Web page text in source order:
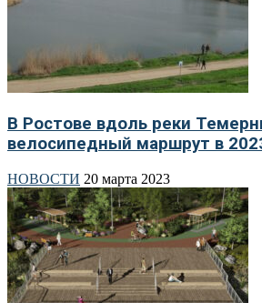
В Ростове вдоль реки
велосипедный маршрут в
НОВОСТИ 20 марта 2023